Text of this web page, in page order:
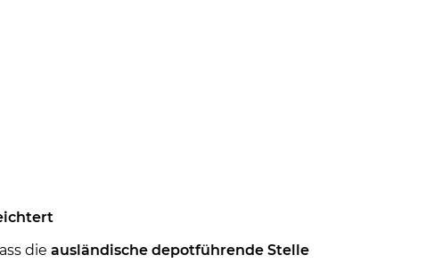
die ausländische depotführende Stelle